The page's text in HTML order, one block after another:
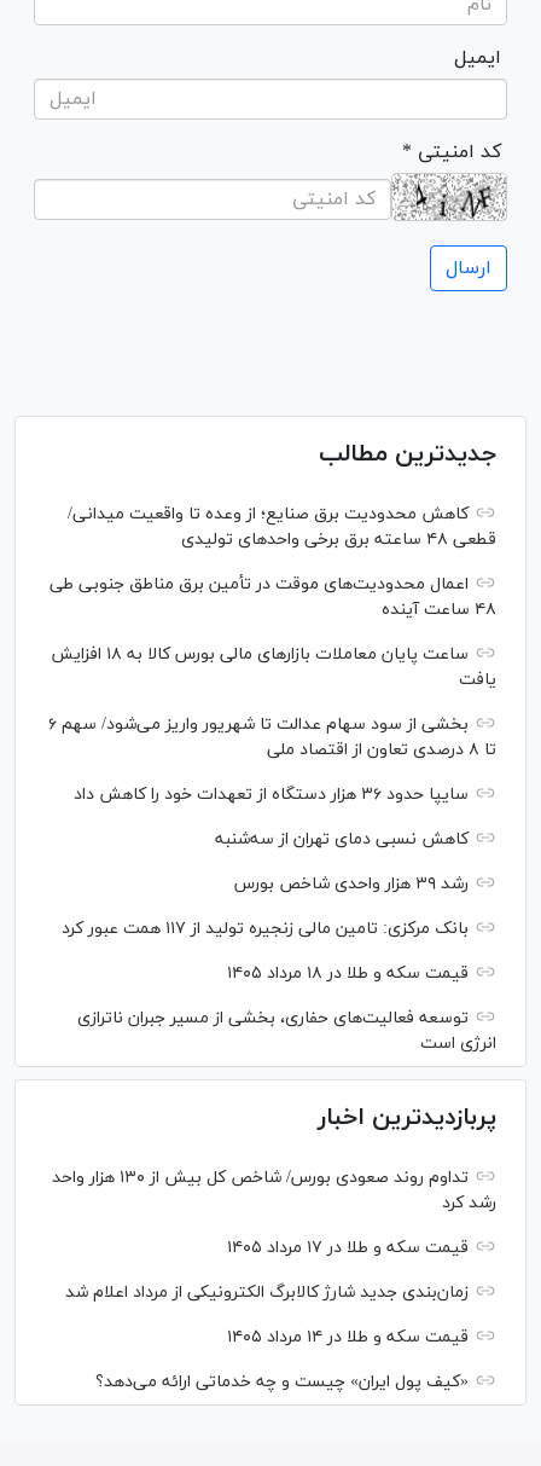
ایمیل
* کد امنیتی
جدیدترین مطالب
کاهش محدودیت برق صنایع؛ از وعده تا واقعیت میدانی/
قطعی ۴۸ ساعته برق برخی واحد‌های تولیدی
اعمال محدودیت‌های موقت در تأمین برق مناطق جنوبی طی
۴۸ ساعت آینده
ساعت پایان معاملات بازار‌های مالی بورس کالا به ۱۸ افزایش
یافت
بخشی از سود سهام عدالت تا شهریور واریز می‌شود/ سهم ۶
تا ۸ درصدی تعاون از اقتصاد ملی
سایپا حدود ۳۶ هزار دستگاه از تعهدات خود را کاهش داد
کاهش نسبی دمای تهران از سه‌شنبه
رشد ۳۹ هزار واحدی شاخص بورس
بانک مرکزی: تامین مالی زنجیره تولید از ۱۱۷ همت عبور کرد
قیمت سکه و طلا در ۱۸ مرداد ۱۴۰۵
توسعه فعالیت‌های حفاری، بخشی از مسیر جبران ناترازی
انرژی است
پربازدیدترین اخبار
تداوم روند صعودی بورس/ شاخص کل بیش از ۱۳۰ هزار واحد
رشد کرد
قیمت سکه و طلا در ۱۷ مرداد ۱۴۰۵
زمان‌بندی جدید شارژ کالابرگ الکترونیکی از مرداد اعلام شد
قیمت سکه و طلا در ۱۴ مرداد ۱۴۰۵
«کیف پول ایران» چیست و چه خدماتی ارائه می‌دهد؟